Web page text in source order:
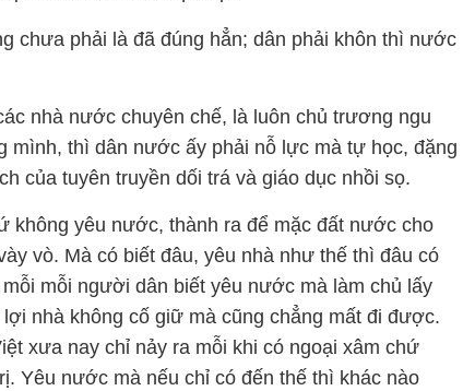
chưa phải là đã đúng hẳn; dân phải khôn thì nước
nhà nước chuyên chế, là luôn chủ trương ngu
mình, thì dân nước ấy phải nỗ lực mà tự học, đặng
của tuyên truyền dối trá và giáo dục nhồi sọ.
không yêu nước, thành ra để mặc đất nước cho
vò. Mà có biết đâu, yêu nhà như thế thì đâu có
mỗi người dân biết yêu nước mà làm chủ lấy
nhà không cố giữ mà cũng chẳng mất đi được.
xưa nay chỉ nảy ra mỗi khi có ngoại xâm chứ
Yêu nước mà nếu chỉ có đến thế thì khác nào